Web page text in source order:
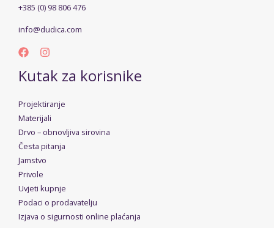
+385 (0) 98 806 476
info@dudica.com
Kutak za korisnike
Projektiranje
Materijali
Drvo – obnovljiva sirovina
Česta pitanja
Jamstvo
Privole
Uvjeti kupnje
Podaci o prodavatelju
Izjava o sigurnosti online plaćanja